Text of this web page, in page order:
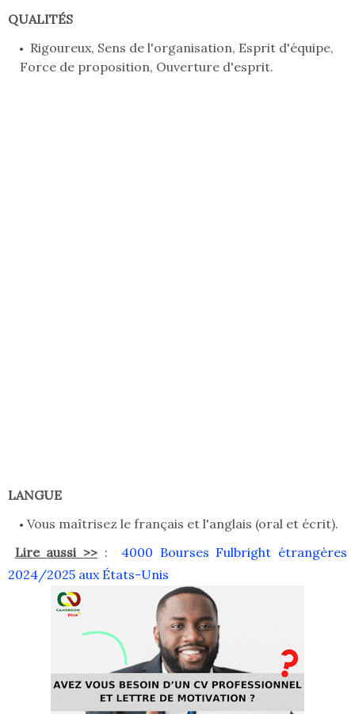
QUALITÉS
Rigoureux, Sens de l'organisation, Esprit d'équipe,
Force de proposition, Ouverture d'esprit.
LANGUE
Vous maîtrisez le français et l'anglais (oral et écrit).
Lire aussi >> : 4000 Bourses Fulbright étrangères
2024/2025 aux États-Unis